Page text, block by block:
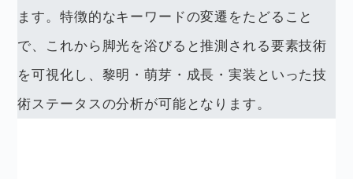
ます。特徴的なキーワードの変遷をたどること
で、これから脚光を浴びると推測される要素技術
を可視化し、黎明・萌芽・成長・実装といった技
術ステータスの分析が可能となります。